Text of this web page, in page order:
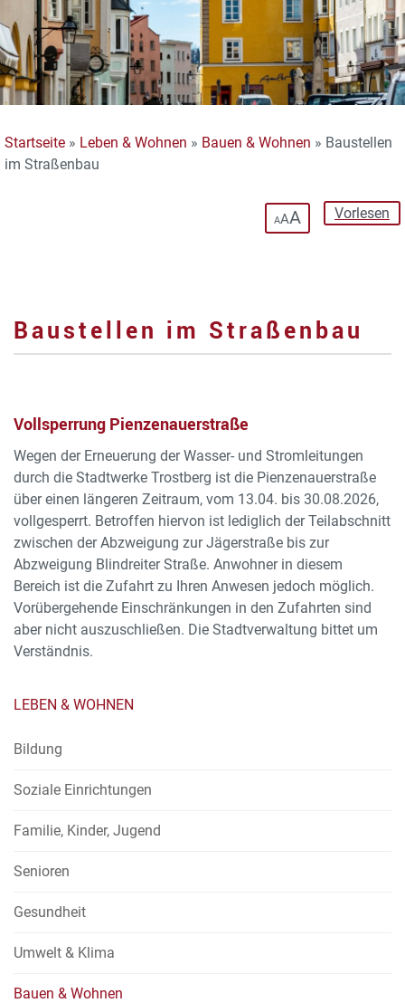
Startseite » Leben & Wohnen » Bauen & Wohnen » Baustellen
im Straßenbau
Vorlesen
AAA
LEBEN & WOHNEN
Bildung
Soziale Einrichtungen
Familie, Kinder, Jugend
Senioren
Gesundheit
Umwelt & Klima
Bauen & Wohnen
Baustellen im Straßenbau
Vollsperrung Pienzenauerstraße
Wegen der Erneuerung der Wasser- und Stromleitungen
durch die Stadtwerke Trostberg ist die Pienzenauerstraße
über einen längeren Zeitraum, vom 13.04. bis 30.08.2026,
vollgesperrt. Betroffen hiervon ist lediglich der Teilabschnitt
zwischen der Abzweigung zur Jägerstraße bis zur
Abzweigung Blindreiter Straße. Anwohner in diesem
Bereich ist die Zufahrt zu Ihren Anwesen jedoch möglich.
Vorübergehende Einschränkungen in den Zufahrten sind
aber nicht auszuschließen. Die Stadtverwaltung bittet um
Verständnis.